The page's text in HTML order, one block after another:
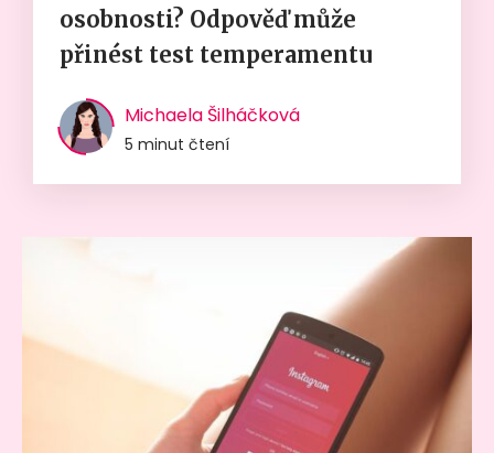
osobnosti? Odpověď může
přinést test temperamentu
Michaela Šilháčková
5 minut čtení